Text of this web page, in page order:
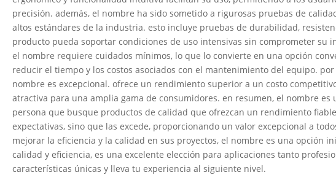
precisión. además, el nombre ha sido sometido a rigurosas pruebas de
altos estándares de la industria. esto incluye pruebas de durabilidad,
producto pueda soportar condiciones de uso intensivas sin comprometer su
el nombre requiere cuidados mínimos, lo que lo convierte en una opción
reducir el tiempo y los costos asociados con el mantenimiento del equipo.
nombre es excepcional. ofrece un rendimiento superior a un costo
atractiva para una amplia gama de consumidores. en resumen, el nombre
persona que busque productos de calidad que ofrezcan un rendimiento
expectativas, sino que las excede, proporcionando un valor excepcional a
mejorar la eficiencia y la calidad en sus proyectos, el nombre es una opción
calidad y eficiencia, es una excelente elección para aplicaciones tanto
características únicas y lleva tu experiencia al siguiente nivel.